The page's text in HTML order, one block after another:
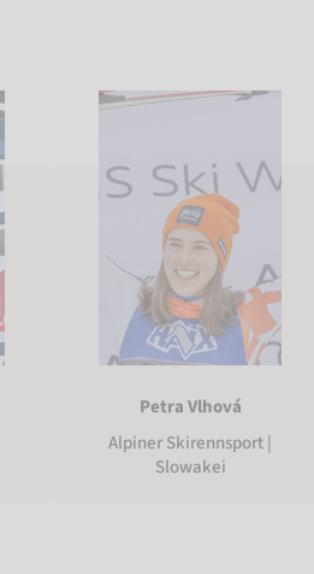
Petra Vlhová
Alpiner Skirennsport |
Slowakei